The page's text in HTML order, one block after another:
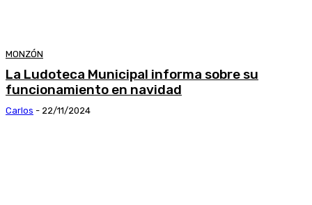
MONZÓN
La Ludoteca Municipal informa sobre su
funcionamiento en navidad
Carlos - 22/11/2024